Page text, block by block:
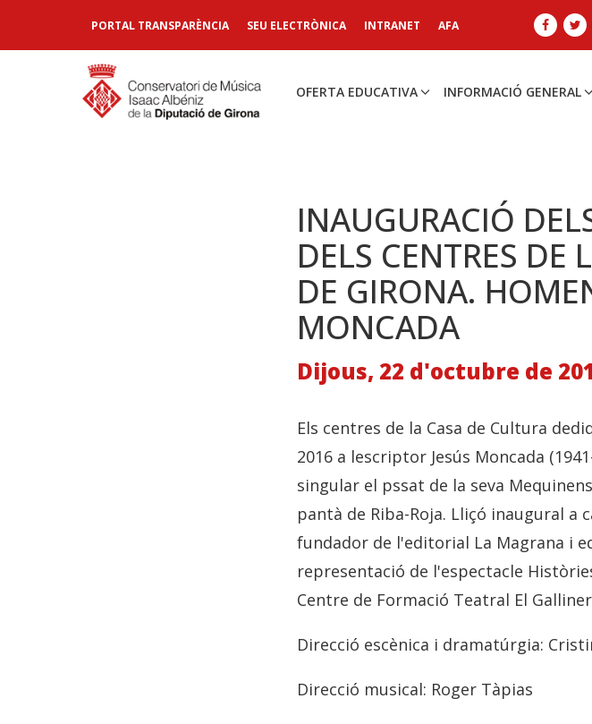
PORTAL TRANSPARÈNCIA SEU ELECTRÒNICA INTRANET AFA
OFERTA EDUCATIVA INFORMACIÓ GENERAL
INAUGURACIÓ
DELS CENTRES DE
DE GIRONA.
MONCADA
Dijous, 22 d'octubre de
Els centres de la Casa de Cultura
2016 a lescriptor Jesús Moncada
singular el pssat de la seva
pantà de Riba-Roja. Lliçó inaugural a
fundador de l'editorial La Magrana i
representació de l'espectacle
Centre de Formació Teatral El
Direcció escènica i dramatúrgia:
Direcció musical: Roger Tàpias